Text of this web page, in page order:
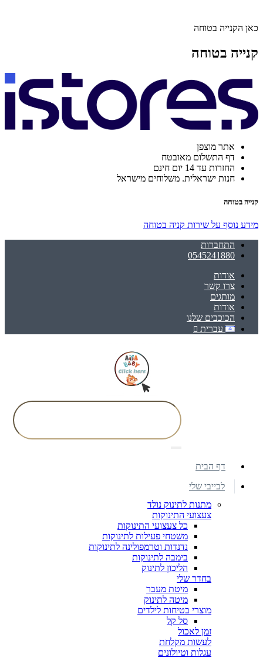
כאן הקנייה בטוחה
קנייה בטוחה
אתר מוצפן
דף התשלום מאובטח
החזרות עד 14 יום חינם
חנות ישראלית. משלוחים מישראל
קנייה בטוחה
מידע נוסף על שירות קניה בטוחה
התחברות
0545241880
אודות
צרו קשר
מותגים
אודות
הכוכבים שלנו
עברית
דף הבית
לבייבי שלי
מתנות לתינוק נולד
צעצועי התינוקות
כל צעצועי התינוקות
משטחי פעילות לתינוקות
נדנדות וטרמפולינה לתינוקות
בימבה לתינוקות
הליכון לתינוק
בחדר שלי
מיטת מעבר
מיטה לתינוק
מוצרי בטיחות לילדים
סל קל
זמן לאכול
לעשות מקלחת
עגלות וטיולונים